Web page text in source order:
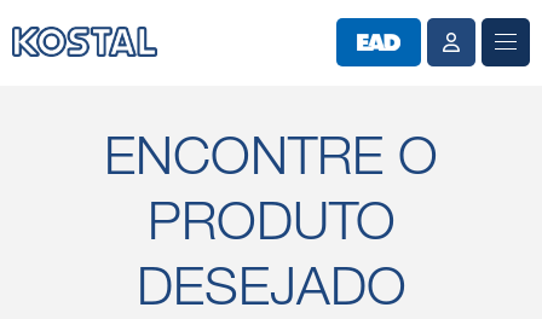
ENCONTRE O
PRODUTO
DESEJADO